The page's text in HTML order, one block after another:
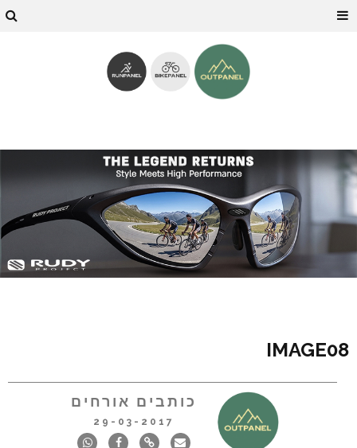
IMAGE08
כותבים אורחים
29-03-2017